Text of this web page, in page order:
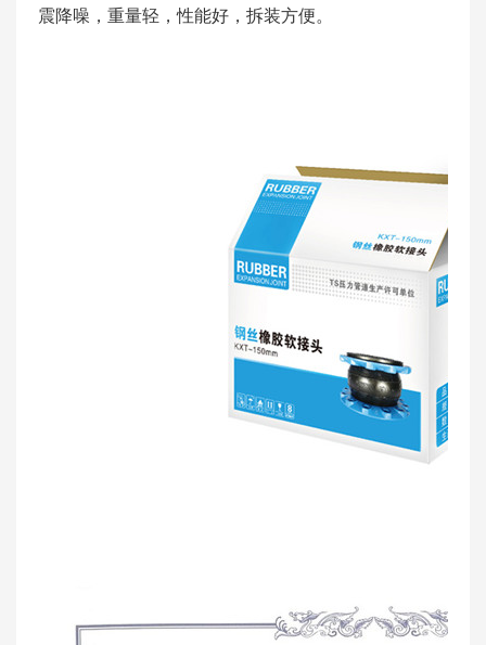
震降噪，重量轻，性能好，拆装方便。